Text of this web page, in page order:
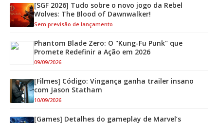
[SGF 2026] Tudo sobre o novo jogo da Rebel
Wolves: The Blood of Dawnwalker!
Sem previsão de lançamento
Phantom Blade Zero: O "Kung-Fu Punk" que
Promete Redefinir a Ação em 2026
09/09/2026
[Filmes] Código: Vingança ganha trailer insano
com Jason Statham
10/09/2026
[Games] Detalhes do gameplay de Marvel’s